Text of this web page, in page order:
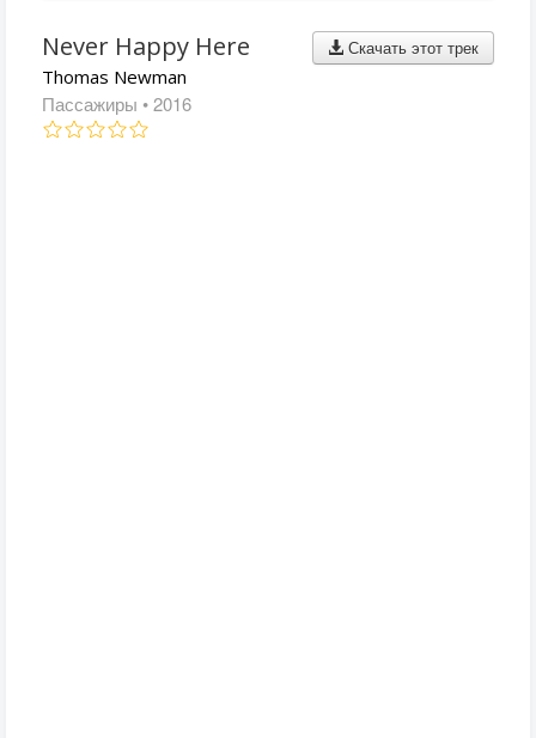
Скачать этот трек
Never Happy Here
Thomas Newman
Пассажиры • 2016